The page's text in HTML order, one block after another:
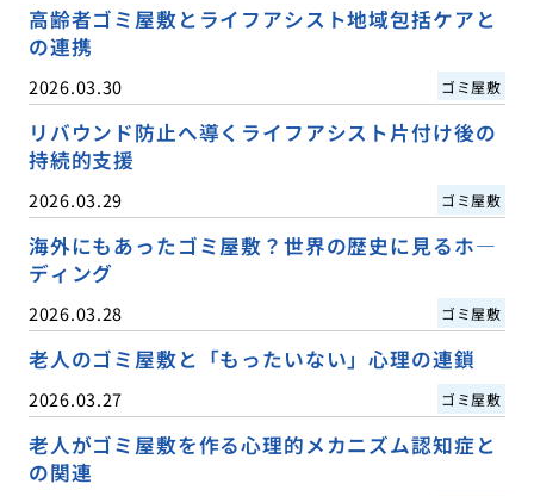
高齢者ゴミ屋敷とライフアシスト地域包括ケアと
の連携
2026.03.30 ゴミ屋敷
リバウンド防止へ導くライフアシスト片付け後の
持続的支援
2026.03.29 ゴミ屋敷
海外にもあったゴミ屋敷？世界の歴史に見るホ―
ディング
2026.03.28 ゴミ屋敷
老人のゴミ屋敷と「もったいない」心理の連鎖
2026.03.27 ゴミ屋敷
老人がゴミ屋敷を作る心理的メカニズム認知症と
の関連